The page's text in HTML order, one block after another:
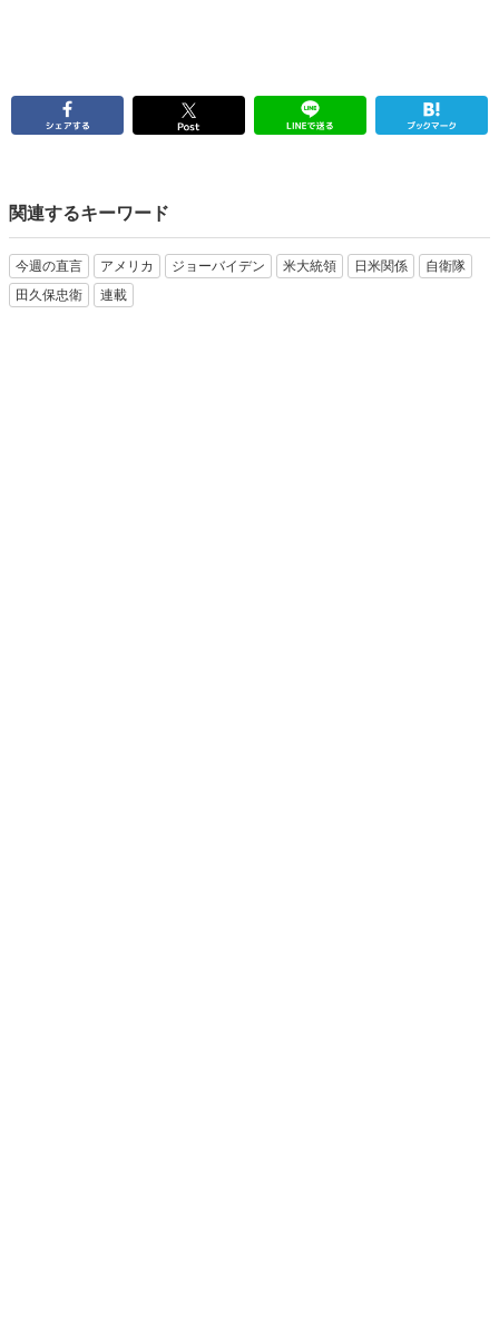
関連するキーワード
今週の直言 アメリカ ジョーバイデン 米大統領 日米関係
自衛隊
田久保忠衛
連載